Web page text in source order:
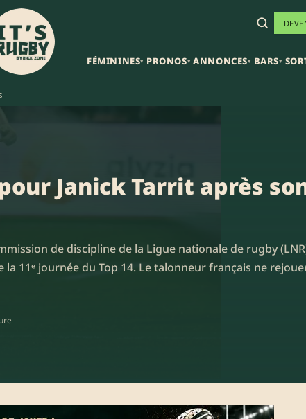
FÉMININES▾ PRONOS▾ ANNONCES▾ BARS▾
Janick Tarrit après
de discipline de la Ligue nationale de rugby
11ᵉ journée du Top 14. Le talonneur français ne